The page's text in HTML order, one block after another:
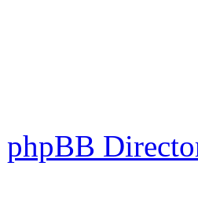
phpBB